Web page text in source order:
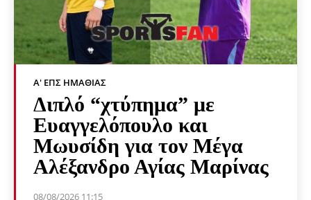
Α' ΕΠΣ ΗΜΑΘΊΑΣ
Διπλό “χτύπημα” με
Ευαγγελόπουλο και
Μωυσίδη για τον Μέγα
Αλέξανδρο Αγίας Μαρίνας
08/08/2026 11:15